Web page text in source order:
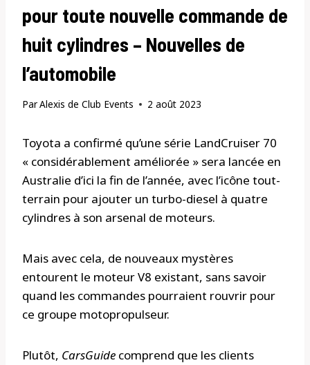
pour toute nouvelle commande de
huit cylindres – Nouvelles de
l’automobile
ParAlexis de Club Events 2 août 2023
Toyota a confirmé qu’une série LandCruiser 70
« considérablement améliorée » sera lancée en
Australie d’ici la fin de l’année, avec l’icône tout-
terrain pour ajouter un turbo-diesel à quatre
cylindres à son arsenal de moteurs.
Mais avec cela, de nouveaux mystères
entourent le moteur V8 existant, sans savoir
quand les commandes pourraient rouvrir pour
ce groupe motopropulseur.
Plutôt, CarsGuide comprend que les clients